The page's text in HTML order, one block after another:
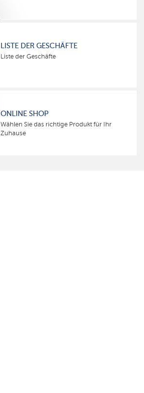
LISTE DER GESCHÄFTE
Liste der Geschäfte
ONLINE SHOP
Wählen Sie das richtige Produkt für Ihr
Zuhause